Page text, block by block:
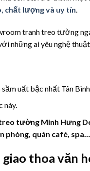
chất lượng và uy tín.
tranh treo tường
những ai yêu nghệ
uất bậc nhất Tân Bình.
này.
tường Minh Hưng
phòng, quán café, spa…
thoa văn